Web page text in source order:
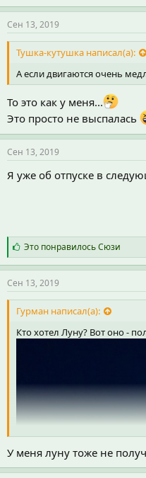
Сен 13, 2019
Тушка-кутушка написал(а):
А если двигаются очень
То это как у меня...
Это просто не выспалась
Сен 13, 2019
Я уже об отпуске в
С
и
м
п
а
т
и
:
Это понравилосьСюзи
Сен 13, 2019
Гурман написал(а):
Кто хотел Луну? Вот оно -
У меня луну тоже не